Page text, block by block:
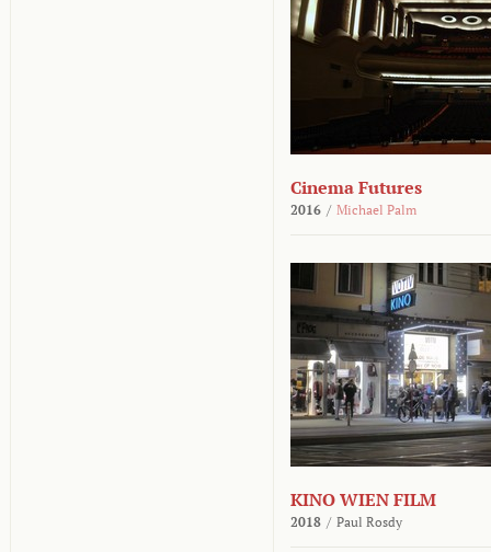
Cinema Futures
2016 / Michael Palm
KINO WIEN FILM
2018 / Paul Rosdy